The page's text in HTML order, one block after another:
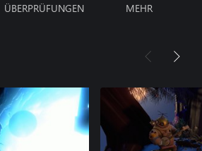
ÜBERPRÜFUNGEN MEHR